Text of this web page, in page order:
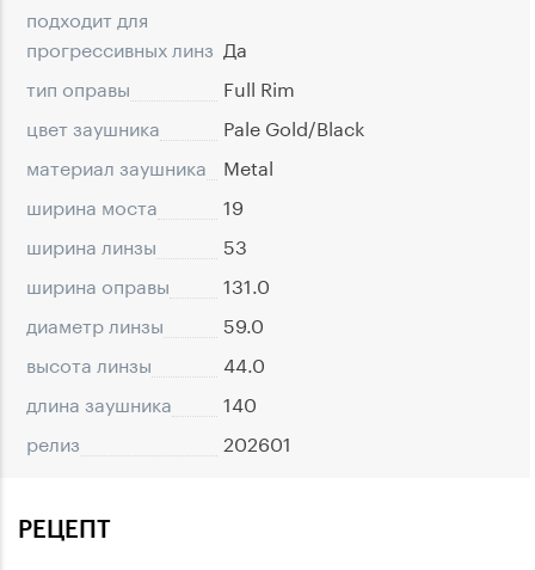
подходит для
прогрессивных линз Да
тип оправы
Full Rim
цвет заушника
Pale Gold/Black
материал заушника
Metal
ширина моста
19
ширина линзы
53
ширина оправы
131.0
диаметр линзы
59.0
высота линзы
44.0
длина заушника
140
релиз
202601
РЕЦЕПТ